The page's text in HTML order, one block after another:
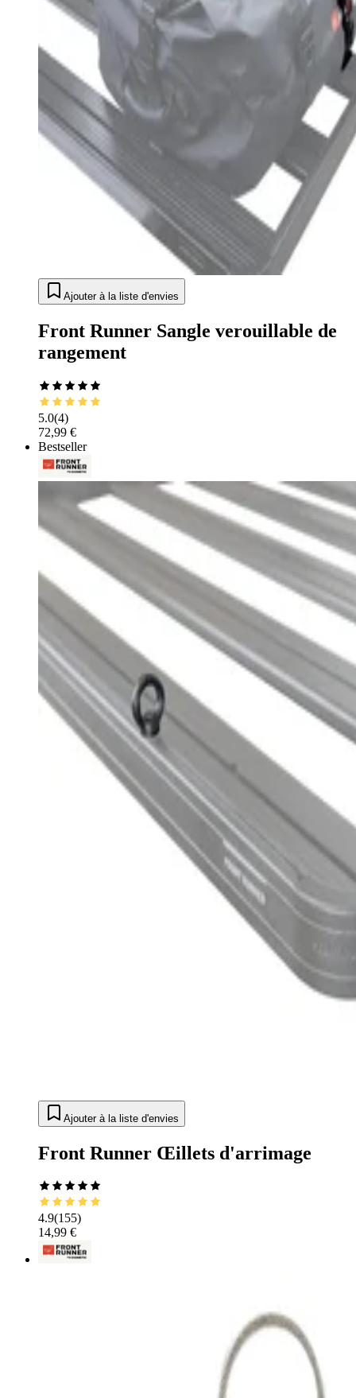
Ajouter à la liste d'envies
Front Runner Sangle verouillable de
rangement
5.0(4)
72,99 €
Bestseller
Ajouter à la liste d'envies
Front Runner Œillets d'arrimage
4.9(155)
14,99 €